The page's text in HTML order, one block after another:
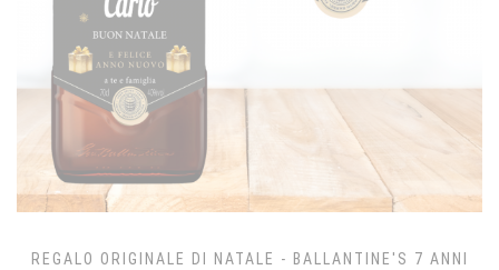
REGALO ORIGINALE DI NATALE - BALLANTINE'S 7 ANNI